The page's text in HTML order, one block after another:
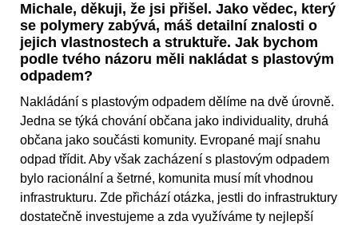
Michale, děkuji, že jsi přišel. Jako vědec, který
se polymery zabývá, máš detailní znalosti o
jejich vlastnostech a struktuře. Jak bychom
podle tvého názoru měli nakládat s plastovým
odpadem?
Nakládání s plastovým odpadem dělíme na dvě úrovně.
Jedna se týká chování občana jako individuality, druhá
občana jako součásti komunity. Evropané mají snahu
odpad třídit. Aby však zacházení s plastovým odpadem
bylo racionální a šetrné, komunita musí mít vhodnou
infrastrukturu. Zde přichází otázka, jestli do infrastruktury
dostatečně investujeme a zda využíváme ty nejlepší